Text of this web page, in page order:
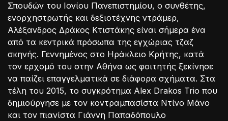
Σπουδών του Ιονίου Πανεπιστημίου, ο συνθέτης,
ενορχηστρωτής και δεξιοτέχνης ντράμερ,
Αλέξανδρος Δράκος Κτιστάκης είναι σήμερα ένα
από τα κεντρικά πρόσωπα της εγχώριας τζαζ
σκηνής. Γεννημένος στο Ηράκλειο Κρήτης, κατά
τον ερχομό του στην Αθήνα ως φοιτητής ξεκίνησε
να παίζει επαγγελματικά σε διάφορα σχήματα. Στα
τέλη του 2015, το συγκρότημα Alex Drakos Trio που
δημιούργησε με τον κοντραμπασίστα Ντίνο Μάνο
και τον πιανίστα Γιάννη Παπαδόπουλο